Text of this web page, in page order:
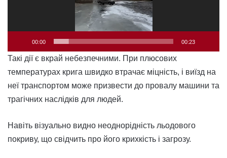
00:00 00:23
Такі дії є вкрай небезпечними. При плюсових
температурах крига швидко втрачає міцність, і виїзд на
неї транспортом може призвести до провалу машини та
трагічних наслідків для людей.
Навіть візуально видно неоднорідність льодового
покриву, що свідчить про його крихкість і загрозу.